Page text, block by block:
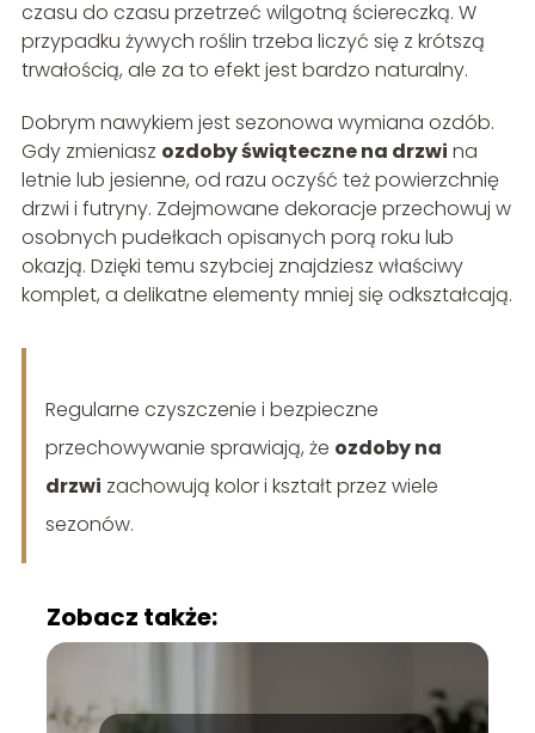
czasu do czasu przetrzeć wilgotną ściereczką. W
przypadku żywych roślin trzeba liczyć się z krótszą
trwałością, ale za to efekt jest bardzo naturalny.
Dobrym nawykiem jest sezonowa wymiana ozdób.
Gdy zmieniasz ozdoby świąteczne na drzwi na
letnie lub jesienne, od razu oczyść też powierzchnię
drzwi i futryny. Zdejmowane dekoracje przechowuj w
osobnych pudełkach opisanych porą roku lub
okazją. Dzięki temu szybciej znajdziesz właściwy
komplet, a delikatne elementy mniej się odkształcają.
Regularne czyszczenie i bezpieczne
przechowywanie sprawiają, że ozdoby na
drzwi zachowują kolor i kształt przez wiele
sezonów.
Zobacz także: